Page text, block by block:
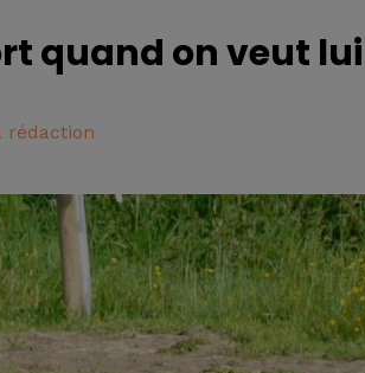
quand on veut
rédaction